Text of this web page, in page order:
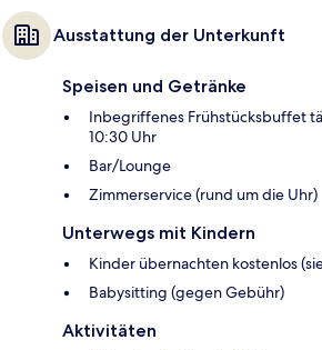
Ausstattung der Unterkunft
Speisen und Getränke
Inbegriffenes Frühstücksbuffet
10:30 Uhr
Bar/Lounge
Zimmerservice (rund um die Uhr)
Unterwegs mit Kindern
Kinder übernachten kostenlos
Babysitting (gegen Gebühr)
Aktivitäten